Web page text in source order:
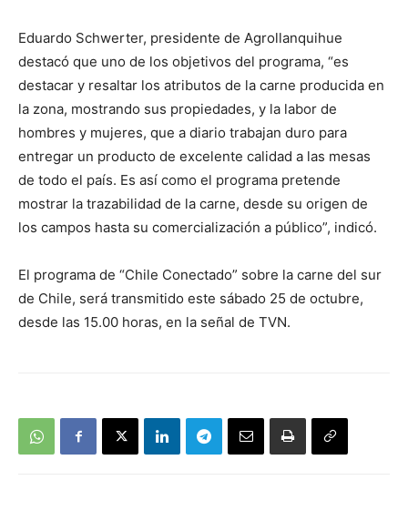
Eduardo Schwerter, presidente de Agrollanquihue
destacó que uno de los objetivos del programa, “es
destacar y resaltar los atributos de la carne producida en
la zona, mostrando sus propiedades, y la labor de
hombres y mujeres, que a diario trabajan duro para
entregar un producto de excelente calidad a las mesas
de todo el país. Es así como el programa pretende
mostrar la trazabilidad de la carne, desde su origen de
los campos hasta su comercialización a público”, indicó.
El programa de “Chile Conectado” sobre la carne del sur
de Chile, será transmitido este sábado 25 de octubre,
desde las 15.00 horas, en la señal de TVN.